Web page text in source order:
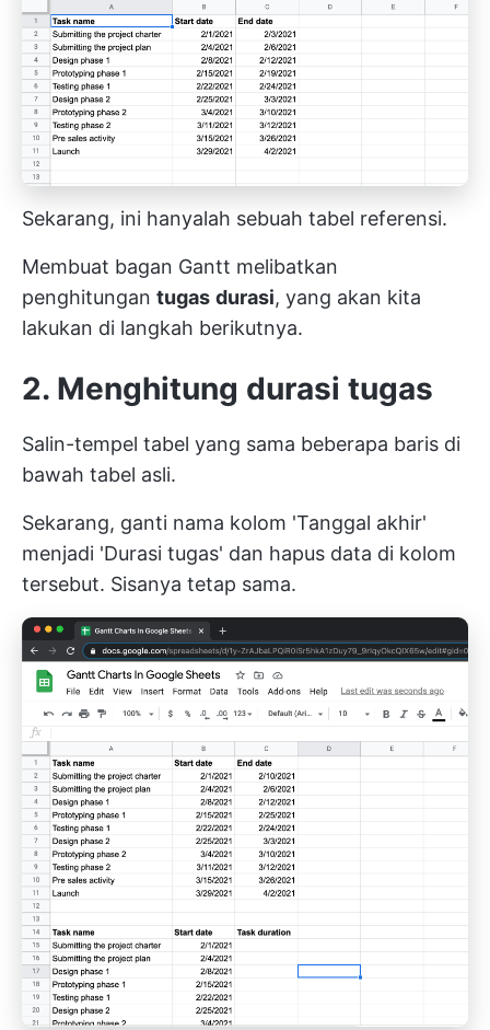
Sekarang, ini hanyalah sebuah tabel referensi.
Membuat bagan Gantt melibatkan
penghitungan tugas durasi, yang akan kita
lakukan di langkah berikutnya.
2. Menghitung durasi tugas
Salin-tempel tabel yang sama beberapa baris di
bawah tabel asli.
Sekarang, ganti nama kolom 'Tanggal akhir'
menjadi 'Durasi tugas' dan hapus data di kolom
tersebut. Sisanya tetap sama.